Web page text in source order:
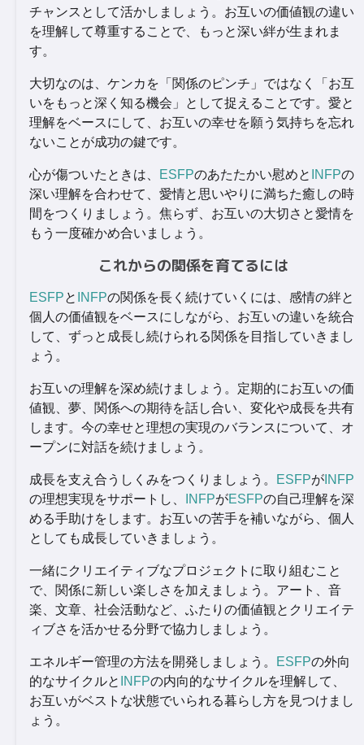
チャンスとして活かしましょう。お互いの価値観の違い
を理解して尊重することで、もっと深い絆が生まれま
す。
大切なのは、ケンカを「関係のピンチ」ではなく「お互
いをもっと深く知る機会」として捉えることです。愛と
理解をベースにして、お互いの幸せを願う気持ちを忘れ
ないことが成功の鍵です。
心が傷ついたときは、 ESFPのあたたかい慰めと INFPの
深い理解を合わせて、愛情と思いやりに満ちた癒しの時
間をつくりましょう。焦らず、お互いの大切さと愛情を
もう一度確かめ合いましょう。
これからの関係を育てるには
ESFPと INFPの関係を長く続けていくには、感情の絆と
個人の価値観をベースにしながら、お互いの違いを統合
して、ずっと成長し続けられる関係を目指していきまし
ょう。
お互いの理解を深め続けましょう。定期的にお互いの価
値観、夢、関係への期待を話し合い、変化や成長を共有
します。今の幸せと理想の実現のバランスについて、オ
ープンに対話を続けましょう。
成長を支え合うしくみをつくりましょう。 ESFPが INFP
の理想実現をサポートし、
INFPがESFPの自己理解を深
める手助けをします。お互いの苦手を補いながら、個人
としても成長していきましょう。
一緒にクリエイティブなプロジェクトに取り組むこと
で、関係に新しい楽しさを加えましょう。アート、音
楽、文章、社会活動など、ふたりの価値観とクリエイテ
ィブさを活かせる分野で協力しましょう。
エネルギー管理の方法を開発しましょう。 ESFPの外向
的なサイクルと INFPの内向的なサイクルを理解して、
お互いがベストな状態でいられる暮らし方を見つけまし
ょう。